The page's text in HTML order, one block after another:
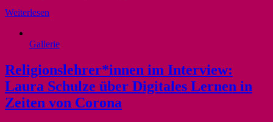
Weiterlesen
Gallerie
Religionslehrer*innen im Interview:
Laura Schulze über Digitales Lernen in
Zeiten von Corona